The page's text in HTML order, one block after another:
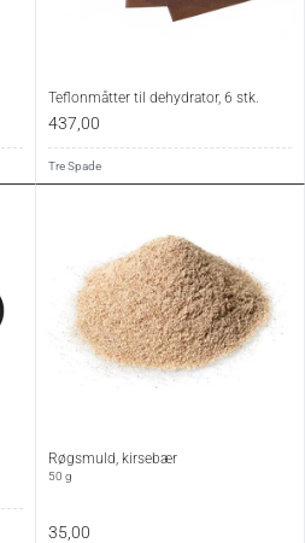
Teflonmåtter til dehydrator, 6 stk.
437,00
Tre Spade
Røgsmuld, kirsebær
50 g
35,00